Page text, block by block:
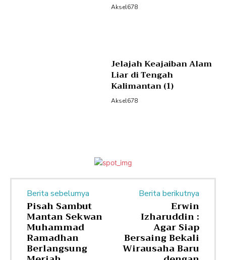
Aksel678
Jelajah Keajaiban Alam
Liar di Tengah
Kalimantan (1)
Aksel678
Berita sebelumya
Pisah Sambut
Mantan Sekwan
Muhammad
Ramadhan
Berlangsung
Berita berikutnya
Erwin
Izharuddin :
Agar Siap
Bersaing Bekali
Wirausaha Baru